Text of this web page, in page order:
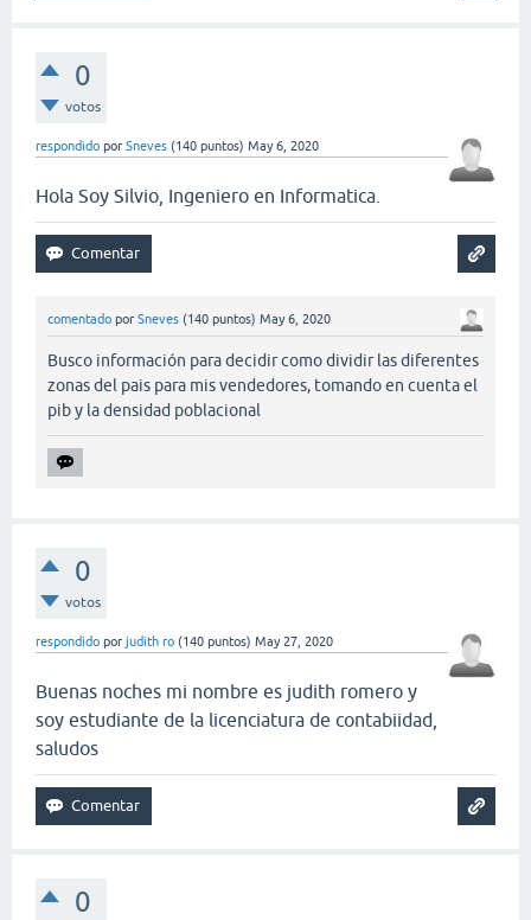
0
votos
respondido por Sneves (140 puntos) May 6, 2020
Hola Soy Silvio, Ingeniero en Informatica.
comentado por Sneves (140 puntos) May 6, 2020
Busco información para decidir como dividir las diferentes
zonas del pais para mis vendedores, tomando en cuenta el
pib y la densidad poblacional
0
votos
respondido por judith ro (140 puntos) May 27, 2020
Buenas noches mi nombre es judith romero y
soy estudiante de la licenciatura de contabiidad,
saludos
0